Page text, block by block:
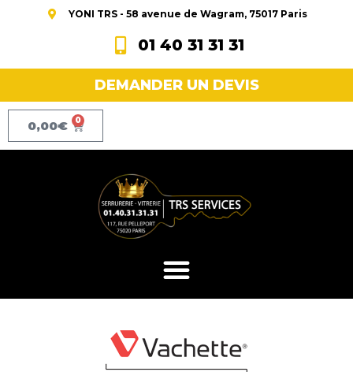
YONI TRS - 58 avenue de Wagram, 75017 Paris
01 40 31 31 31
DEMANDER UN DEVIS
0,00€ 0